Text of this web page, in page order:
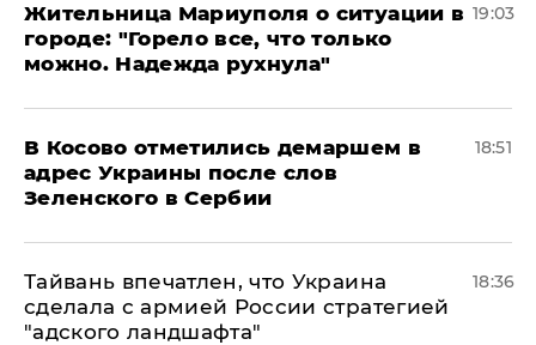
Жительница Мариуполя о ситуации в
городе: "Горело все, что только
можно. Надежда рухнула"
19:03
В Косово отметились демаршем в
адрес Украины после слов
Зеленского в Сербии
18:51
Тайвань впечатлен, что Украина
сделала с армией России стратегией
"адского ландшафта"
18:36